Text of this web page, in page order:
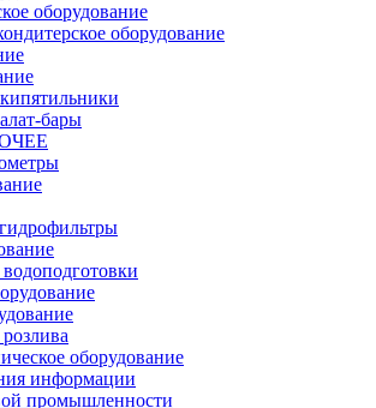
оборудование
оборудование
бары
оборудование
информации
промышленности